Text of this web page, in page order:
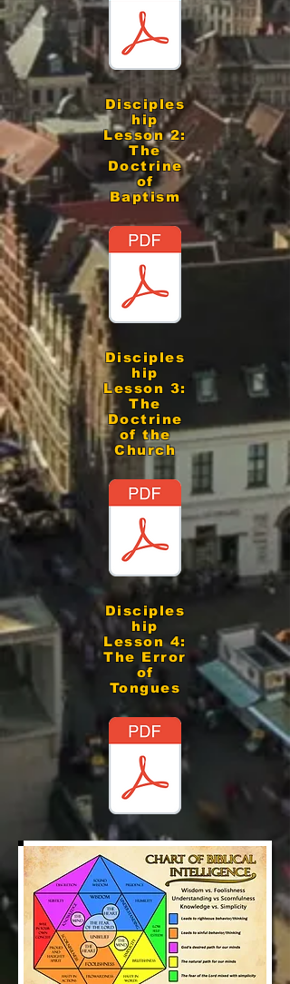
Disciples
hip
Lesson 2:
The
Doctrine
of
Baptism
Disciples
hip
Lesson 3:
The
Doctrine
of the
Church
Disciples
hip
Lesson 4:
The Error
of
Tongues